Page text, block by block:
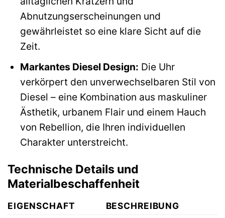
Abnutzungserscheinungen und
gewährleistet so eine klare Sicht auf die
Zeit.
Markantes Diesel Design: Die Uhr
verkörpert den unverwechselbaren Stil von
Diesel – eine Kombination aus maskuliner
Ästhetik, urbanem Flair und einem Hauch
von Rebellion, die Ihren individuellen
Charakter unterstreicht.
Technische Details und
Materialbeschaffenheit
EIGENSCHAFT BESCHREIBUNG